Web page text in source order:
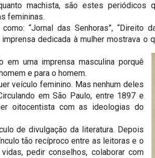
machista, são estes periódicos
femininas.
“Jornal das Senhoras”, “Direito
imprensa dedicada à mulher mostrava o
em uma imprensa masculina porquê
e para o homem.
veículo feminino. Mas nenhum deles
em São Paulo, entre 1897 e
oitocentista com as ideologias do
de divulgação da literatura. Depois
tão recíproco entre as leitoras e o
pedir conselhos, colaborar com